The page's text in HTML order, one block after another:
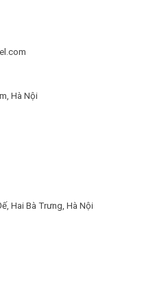
Hà Nội
Hai Bà Trưng, Hà Nội